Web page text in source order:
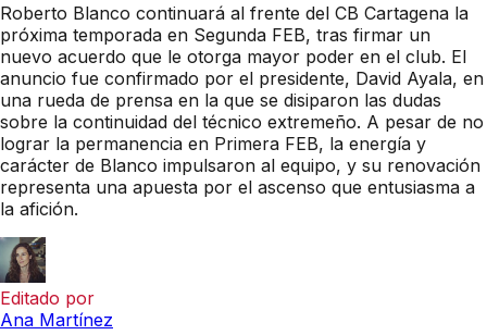
Roberto Blanco continuará al frente del CB Cartagena la
próxima temporada en Segunda FEB, tras firmar un
nuevo acuerdo que le otorga mayor poder en el club. El
anuncio fue confirmado por el presidente, David Ayala, en
una rueda de prensa en la que se disiparon las dudas
sobre la continuidad del técnico extremeño. A pesar de no
lograr la permanencia en Primera FEB, la energía y
carácter de Blanco impulsaron al equipo, y su renovación
representa una apuesta por el ascenso que entusiasma a
la afición.
Editado por
Ana Martínez